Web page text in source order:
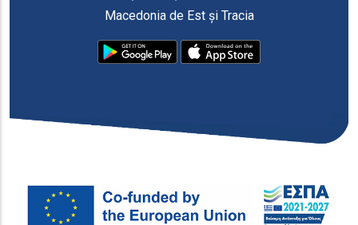
Macedonia de Est și Tracia